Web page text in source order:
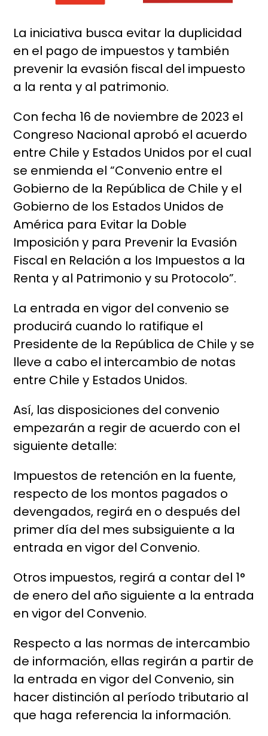
La iniciativa busca evitar la duplicidad
en el pago de impuestos y también
prevenir la evasión fiscal del impuesto
a la renta y al patrimonio.
Con fecha 16 de noviembre de 2023 el
Congreso Nacional aprobó el acuerdo
entre Chile y Estados Unidos por el cual
se enmienda el “Convenio entre el
Gobierno de la República de Chile y el
Gobierno de los Estados Unidos de
América para Evitar la Doble
Imposición y para Prevenir la Evasión
Fiscal en Relación a los Impuestos a la
Renta y al Patrimonio y su Protocolo”.
La entrada en vigor del convenio se
producirá cuando lo ratifique el
Presidente de la República de Chile y se
lleve a cabo el intercambio de notas
entre Chile y Estados Unidos.
Así, las disposiciones del convenio
empezarán a regir de acuerdo con el
siguiente detalle:
Impuestos de retención en la fuente,
respecto de los montos pagados o
devengados, regirá en o después del
primer día del mes subsiguiente a la
entrada en vigor del Convenio.
Otros impuestos, regirá a contar del 1°
de enero del año siguiente a la entrada
en vigor del Convenio.
Respecto a las normas de intercambio
de información, ellas regirán a partir de
la entrada en vigor del Convenio, sin
hacer distinción al período tributario al
que haga referencia la información.